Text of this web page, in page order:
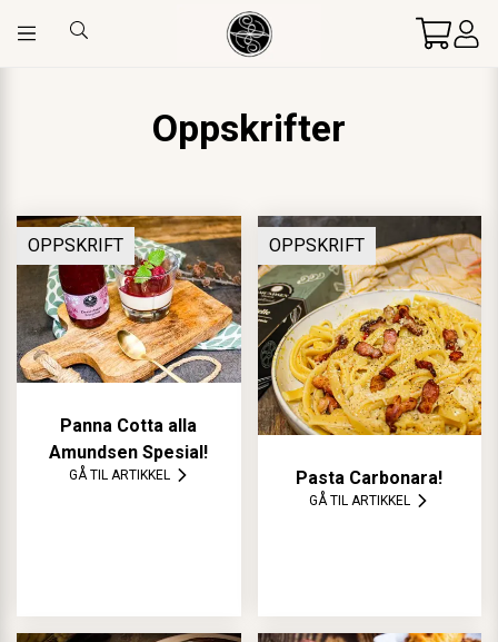
Bytt
Oppskrifter
OPPSKRIFT
Panna Cotta alla
Amundsen Spesial!
GÅ TIL ARTIKKEL
OPPSKRIFT
Pasta Carbonara!
GÅ TIL ARTIKKEL